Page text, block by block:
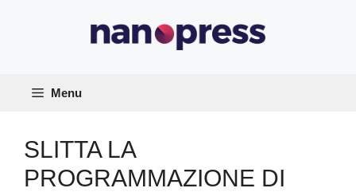
Menu
SLITTA LA
PROGRAMMAZIONE DI